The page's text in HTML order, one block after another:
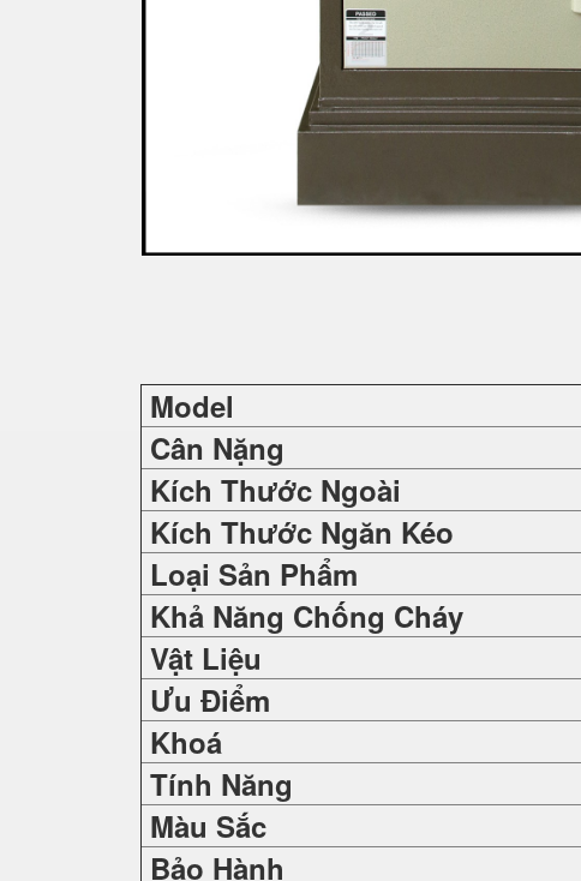
Model
Cân Nặng
Kích Thước Ngoài
Kích Thước Ngăn Kéo
Loại Sản Phẩm
Khả Năng Chống Cháy
Vật Liệu
Ưu Điểm
Khoá
Tính Năng
Màu Sắc
Bảo Hành